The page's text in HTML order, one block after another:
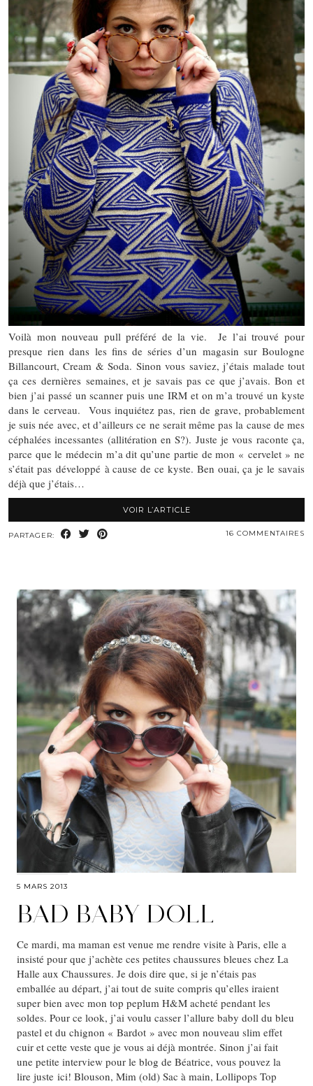
Voilà mon nouveau pull préféré de la vie. Je l’ai trouvé pour
presque rien dans les fins de séries d’un magasin sur Boulogne
Billancourt, Cream & Soda. Sinon vous saviez, j’étais malade tout
ça ces dernières semaines, et je savais pas ce que j’avais. Bon et
bien j’ai passé un scanner puis une IRM et on m’a trouvé un kyste
dans le cerveau. Vous inquiétez pas, rien de grave, probablement
je suis née avec, et d’ailleurs ce ne serait même pas la cause de mes
céphalées incessantes (allitération en S?). Juste je vous raconte ça,
parce que le médecin m’a dit qu’une partie de mon « cervelet » ne
s’était pas développé à cause de ce kyste. Ben ouai, ça je le savais
déjà que j’étais…
VOIR L’ARTICLE
PARTAGER: 16 COMMENTAIRES
5 MARS 2013
BAD BABY DOLL
Ce mardi, ma maman est venue me rendre visite à Paris, elle a
insisté pour que j’achète ces petites chaussures bleues chez La
Halle aux Chaussures. Je dois dire que, si je n’étais pas
emballée au départ, j’ai tout de suite compris qu’elles iraient
super bien avec mon top peplum H&M acheté pendant les
soldes. Pour ce look, j’ai voulu casser l’allure baby doll du bleu
pastel et du chignon « Bardot » avec mon nouveau slim effet
cuir et cette veste que je vous ai déjà montrée. Sinon j’ai fait
une petite interview pour le blog de Béatrice, vous pouvez la
lire juste ici! Blouson, Mim (old) Sac à main, Lollipops Top